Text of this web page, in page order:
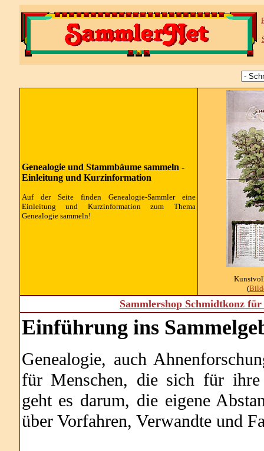
Genealogie und Stammbäume sammeln -
Einleitung und Kurzinformation
Auf der Seite finden Genealogie-Sammler eine
Einleitung und Kurzinformation zum Thema
Genealogie sammeln!
(
Sammlershop Schmidtkonz
Einführung ins
Genealogie, auch
für Menschen, die sich für ihre
geht es darum, die eigene
über Vorfahren, Verwandte und